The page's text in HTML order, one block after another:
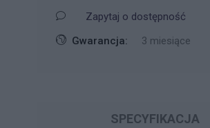
Zapytaj o dostępność
Gwarancja:
3 miesiące
SPECYFIKACJA